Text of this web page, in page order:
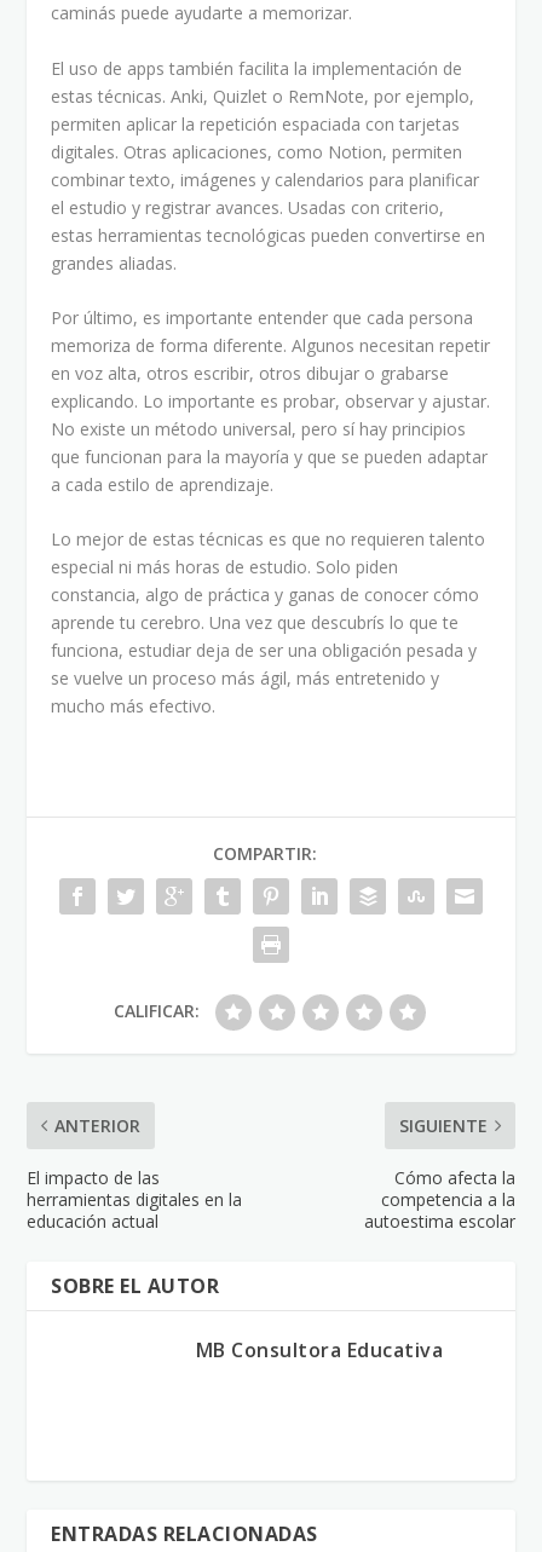
caminás puede ayudarte a memorizar.
El uso de apps también facilita la implementación de
estas técnicas. Anki, Quizlet o RemNote, por ejemplo,
permiten aplicar la repetición espaciada con tarjetas
digitales. Otras aplicaciones, como Notion, permiten
combinar texto, imágenes y calendarios para planificar
el estudio y registrar avances. Usadas con criterio,
estas herramientas tecnológicas pueden convertirse en
grandes aliadas.
Por último, es importante entender que cada persona
memoriza de forma diferente. Algunos necesitan repetir
en voz alta, otros escribir, otros dibujar o grabarse
explicando. Lo importante es probar, observar y ajustar.
No existe un método universal, pero sí hay principios
que funcionan para la mayoría y que se pueden adaptar
a cada estilo de aprendizaje.
Lo mejor de estas técnicas es que no requieren talento
especial ni más horas de estudio. Solo piden
constancia, algo de práctica y ganas de conocer cómo
aprende tu cerebro. Una vez que descubrís lo que te
funciona, estudiar deja de ser una obligación pesada y
se vuelve un proceso más ágil, más entretenido y
mucho más efectivo.
COMPARTIR:
CALIFICAR:
ANTERIOR
El impacto de las
herramientas digitales en la
educación actual
SIGUIENTE
Cómo afecta la
competencia a la
autoestima escolar
SOBRE EL AUTOR
MB Consultora Educativa
ENTRADAS RELACIONADAS